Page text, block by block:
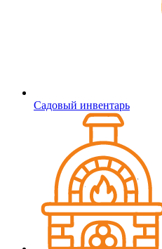
Садовый инвентарь